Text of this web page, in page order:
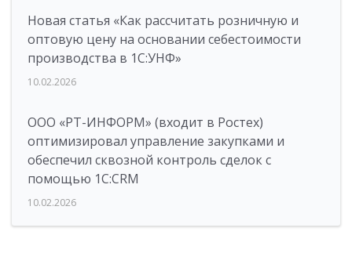
Новая статья «Как рассчитать розничную и
оптовую цену на основании себестоимости
производства в 1С:УНФ»
10.02.2026
ООО «РТ-ИНФОРМ» (входит в Ростех)
оптимизировал управление закупками и
обеспечил сквозной контроль сделок с
помощью 1С:CRM
10.02.2026